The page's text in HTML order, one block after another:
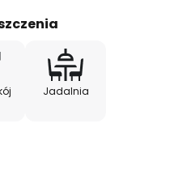
- głównie
aby nadać im
procesu produkcyjnego
zawsze mają nowoczesny
Jadalnia